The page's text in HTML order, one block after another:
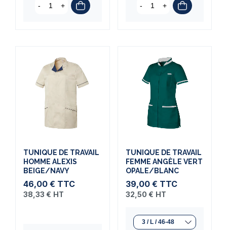
- + - +
TUNIQUE DE TRAVAIL
HOMME ALEXIS
BEIGE/NAVY
46,00 € TTC
38,33 € HT
TUNIQUE DE TRAVAIL
FEMME ANGÈLE VERT
OPALE/BLANC
39,00 € TTC
32,50 € HT